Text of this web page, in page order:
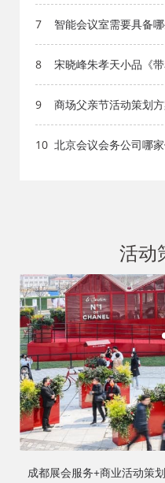
7
智能会议室需要具备
8
宋晓峰朱孝天小品《
案网_文档网
9 商场父亲节活动策划
10 北京会议会务公司哪
活动
1 2 3